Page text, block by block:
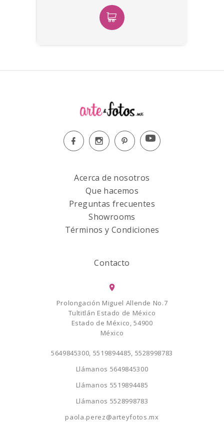
Acerca de nosotros
Que hacemos
Preguntas frecuentes
Showrooms
Términos y Condiciones
Contacto
Prolongación Miguel Allende No.7
Tultitlán Estado de México
Estado de México, 54900
México
5649845300, 5519894485, 5528998783
Llámanos 5649845300
Llámanos 5519894485
Llámanos 5528998783
paola.perez@arteyfotos.mx